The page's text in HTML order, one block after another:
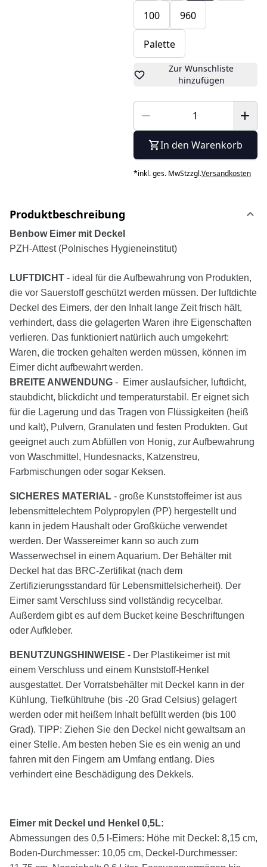
100 960
Palette
Zur Wunschliste
hinzufügen
In den Warenkorb
*inkl. ges. MwStzzgl.Versandkosten
Produktbeschreibung
Benbow Eimer mit Deckel
PZH-Attest (Polnisches Hygieneinstitut)
LUFTDICHT - ideal für die Aufbewahrung von Produkten,
die vor Sauerstoff geschützt werden müssen. Der luftdichte
Deckel des Eimers, der den Inhalt lange Zeit frisch hält,
verhindert, dass die gelagerten Waren ihre Eigenschaften
verlieren. Das funktioniert natürlich auch umgekehrt:
Waren, die trocken gehalten werden müssen, können im
Eimer dicht aufbewahrt werden.
BREITE ANWENDUNG - Eimer auslaufsicher, luftdicht,
staubdicht, blickdicht und temperaturstabil. Er eignet sich
für die Lagerung und das Tragen von Flüssigkeiten (heiß
und kalt), Pulvern, Granulaten und festen Produkten. Gut
geeignet auch zum Abfüllen von Honig, zur Aufbewahrung
von Waschmittel, Hundesnacks, Katzenstreu,
Farbmischungen oder sogar Keksen.
SICHERES MATERIAL - große Kunststoffeimer ist aus
lebensmittelechtem Polypropylen (PP) hergestellt und
kann in jedem Haushalt oder Großküche verwendet
werden. Der Wassereimer kann so auch zum
Wasserwechsel in einem Aquarium. Der Behälter mit
Deckel hat das BRC-Zertifikat (nach dem
Zertifizierungsstandard für Lebensmittelsicherheit). Der
Eimer samt Verschluss sind vollständig recycelbar.
Außerdem gibt es auf dem Bucket keine Beschriftungen
oder Aufkleber.
BENUTZUNGSHINWEISE - Der Plastikeimer ist mit
einem Verschluss und einem Kunststoff-Henkel
ausgestattet. Der Vorratsbehälter mit Deckel kann in der
Kühlung, Tiefkühltruhe (bis -20 Grad Celsius) gelagert
werden oder mit heißem Inhalt befüllt werden (bis 100
Grad). TIPP: Ziehen Sie den Deckel nicht gewaltsam an
einer Stelle. Am besten heben Sie es ein wenig an und
fahren mit den Fingern am Umfang entlang. Dies
verhindert eine Beschädigung des Dekkels.
Eimer mit Deckel und Henkel 0,5L:
Abmessungen des 0,5 l-Eimers: Höhe mit Deckel: 8,15 cm,
Boden-Durchmesser: 10,05 cm, Deckel-Durchmesser: